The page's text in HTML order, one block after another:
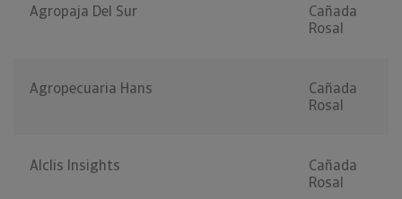
Agropaja Del Sur
Cañada
Rosal
Agropecuaria Hans
Cañada
Rosal
Alclis Insights
Cañada
Rosal